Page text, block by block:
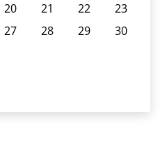
20 21 22
23
27 28 29
30